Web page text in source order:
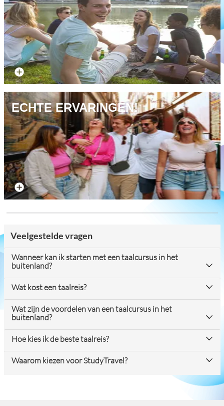
Wat is een gapyear
ECHTE ERVARINGEN!
Reviews over alle bestemmingen
Veelgestelde vragen
Wanneer kan ik starten met een taalcursus in het
buitenland?
Wat kost een taalreis?
Wat zijn de voordelen van een taalcursus in het
buitenland?
Hoe kies ik de beste taalreis?
Waarom kiezen voor StudyTravel?